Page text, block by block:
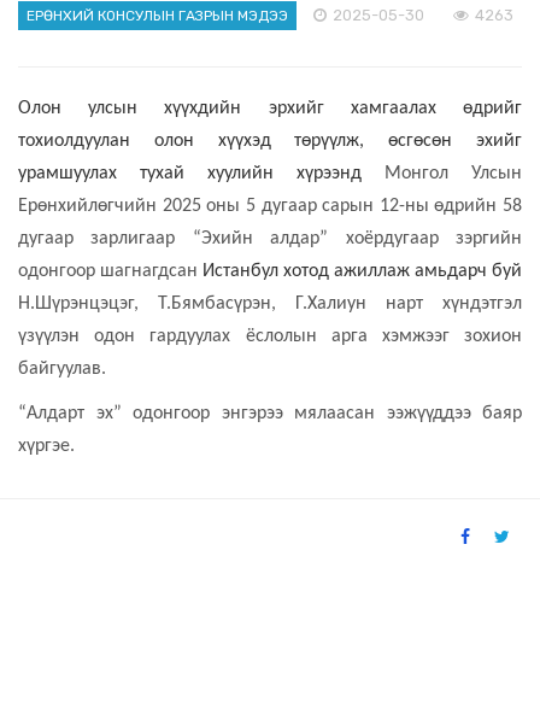
ЕРӨНХИЙ КОНСУЛЫН ГАЗРЫН МЭДЭЭ 2025-05-30 4263
Олон улсын хүүхдийн эрхийг хамгаалах өдрийг
тохиолдуулан олон хүүхэд төрүүлж, өсгөсөн эхийг
урамшуулах тухай хуулийн хүрээнд
Монгол Улсын
Ерөнхийлөгчийн 2025 оны 5 дугаар сарын 12-ны өдрийн 58
дугаар зарлигаар “Эхийн алдар” хоёрдугаар зэргийн
одонгоор шагнагдсан Истанбул хотод ажиллаж амьдарч буй
Н.Шүрэнцэцэг, Т.Бямбасүрэн, Г.Халиун нарт хүндэтгэл
үзүүлэн одон гардуулах ёслолын арга хэмжээг зохион
байгуулав.
“Алдарт эх” одонгоор энгэрээ мялаасан ээжүүддээ баяр
хүргэе.